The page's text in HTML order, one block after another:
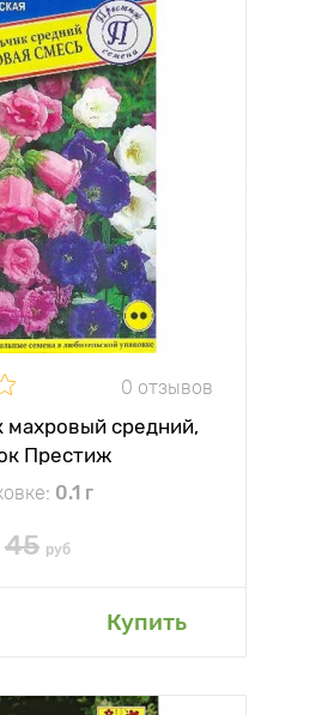
0 отзывов
махровый средний,
Престиж
0.1 г
45 руб
Купить